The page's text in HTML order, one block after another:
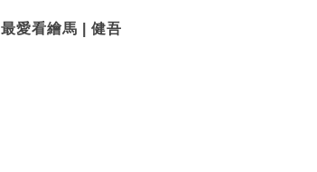
最愛看繪馬 | 健吾